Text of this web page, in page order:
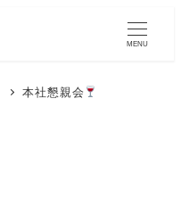
MENU
本社懇親会